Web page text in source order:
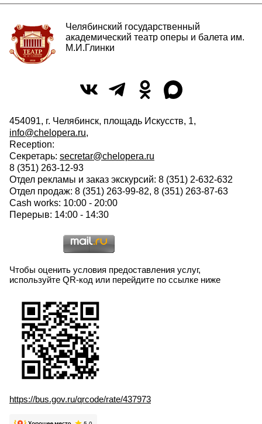
Челябинский государственный
академический театр оперы и балета им.
М.И.Глинки
454091, г. Челябинск, площадь Искусств, 1,
info@chelopera.ru,
Reception:
Секретарь: secretar@chelopera.ru
8 (351) 263-12-93
Отдел рекламы и заказ экскурсий: 8 (351) 2-632-632
Отдел продаж: 8 (351) 263-99-82, 8 (351) 263-87-63
Cash works: 10:00 - 20:00
Перерыв: 14:00 - 14:30
Чтобы оценить условия предоставления услуг,
используйте QR-код или перейдите по ссылке ниже
https://bus.gov.ru/qrcode/rate/437973